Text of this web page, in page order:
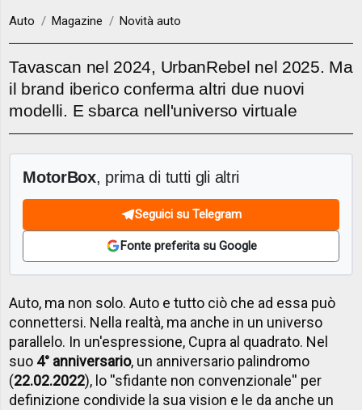
Auto Magazine Novità auto
Tavascan nel 2024, UrbanRebel nel 2025. Ma
il brand iberico conferma altri due nuovi
modelli. E sbarca nell'universo virtuale
MotorBox, prima di tutti gli altri
Seguici su Telegram
Fonte preferita su Google
Auto, ma non solo. Auto e tutto ciò che ad essa può
connettersi. Nella realtà, ma anche in un universo
parallelo. In un'espressione, Cupra al quadrato. Nel
suo 4° anniversario, un anniversario palindromo
(22.02.2022), lo ''sfidante non convenzionale'' per
definizione condivide la sua vision e le da anche un